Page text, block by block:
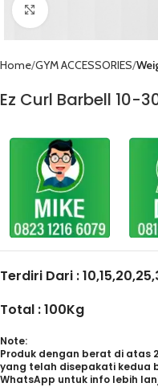
Click to enlarge
Home GYM ACCESSORIES
Ez Curl Barbell 10-
Terdiri Dari :
Total : 100Kg
Note:
Produk dengan berat di atas
yang telah disepakati kedua
WhatsApp untuk info lebih